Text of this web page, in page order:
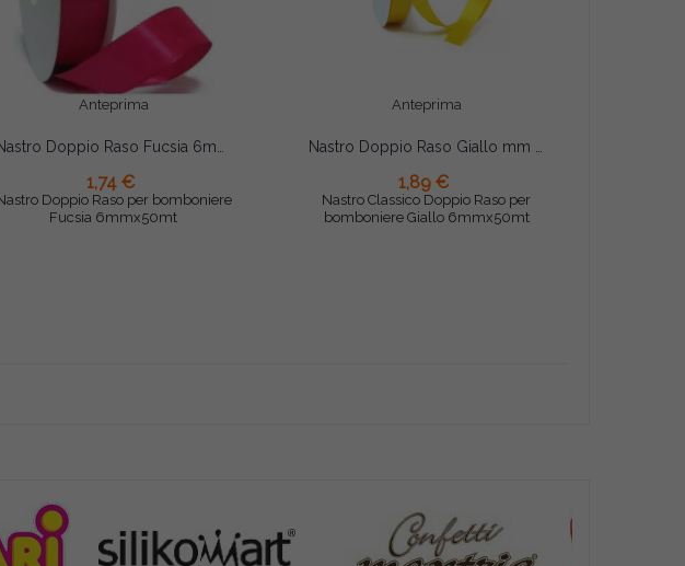
Anteprima
1,74 €
Doppio Raso per bomboniere
Fucsia 6mmx50mt
AGGIUNGI AL CARRELLO
Anteprima
1,89 €
Nastro Classico Doppio Raso per
bomboniere Giallo 6mmx50mt
AGGIUNGI AL CARRELLO